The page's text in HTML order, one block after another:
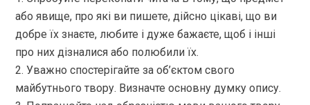
або явище, про які ви пишете, дійсно цікаві, що ви
добре їх знаєте, любите і дуже бажаєте, щоб і інші
про них дізналися або полюбили їх.
2. Уважно спостерігайте за об’єктом свого
майбутнього твору. Визначте основну думку опису.